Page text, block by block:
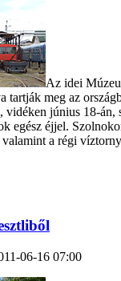
Az idei
tartják meg az
vidéken június 18-án,
egész éjjel.
a régi
06-16 07:00